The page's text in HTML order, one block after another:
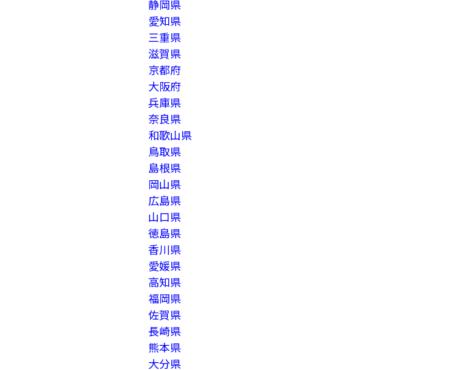
静岡県
愛知県
三重県
滋賀県
京都府
大阪府
兵庫県
奈良県
和歌山県
鳥取県
島根県
岡山県
広島県
山口県
徳島県
香川県
愛媛県
高知県
福岡県
佐賀県
長崎県
熊本県
大分県